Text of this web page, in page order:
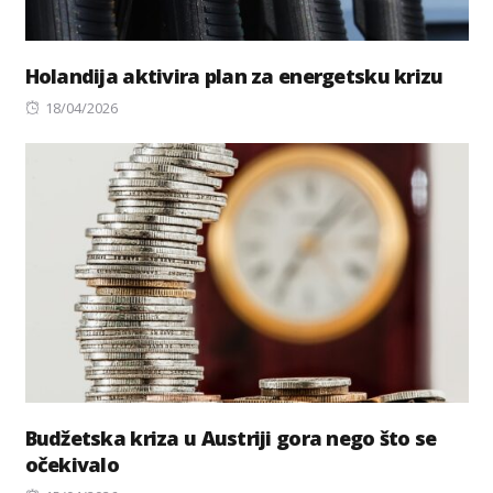
Holandija aktivira plan za energetsku krizu
Posted
18/04/2026
Budžetska kriza u Austriji gora nego što se
očekivalo